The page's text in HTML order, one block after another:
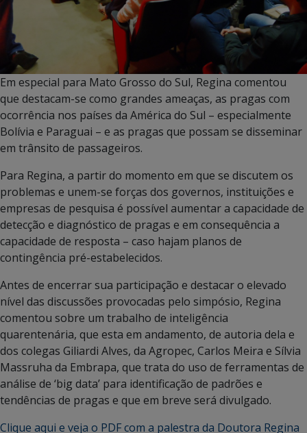
Em especial para Mato Grosso do Sul, Regina comentou
que destacam-se como grandes ameaças, as pragas com
ocorrência nos países da América do Sul – especialmente
Bolívia e Paraguai – e as pragas que possam se disseminar
em trânsito de passageiros.
Para Regina, a partir do momento em que se discutem os
problemas e unem-se forças dos governos, instituições e
empresas de pesquisa é possível aumentar a capacidade de
detecção e diagnóstico de pragas e em consequência a
capacidade de resposta – caso hajam planos de
contingência pré-estabelecidos.
Antes de encerrar sua participação e destacar o elevado
nível das discussões provocadas pelo simpósio, Regina
comentou sobre um trabalho de inteligência
quarentenária, que esta em andamento, de autoria dela e
dos colegas Giliardi Alves, da Agropec, Carlos Meira e Sílvia
Massruha da Embrapa, que trata do uso de ferramentas de
análise de ‘big data’ para identificação de padrões e
tendências de pragas e que em breve será divulgado.
Clique aqui e veja o PDF com a palestra da Doutora Regina